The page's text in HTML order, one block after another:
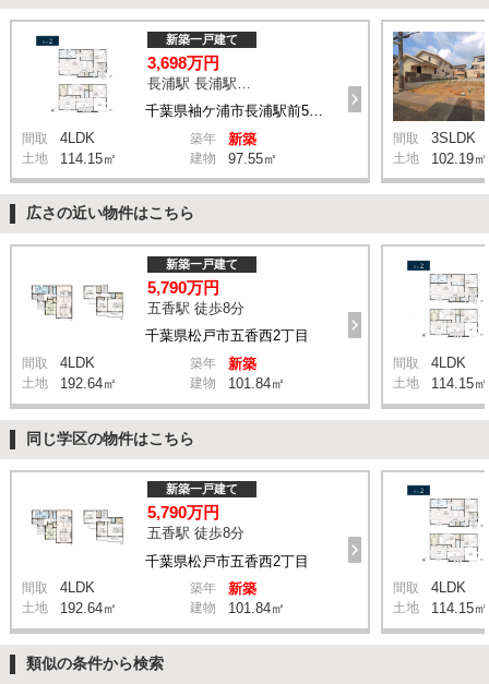
新築一戸建て
3,698万円
間取 4LDK 築年 新築
土地 114.15㎡ 建物 97.55㎡
間取 3SLDK
土地 102.19㎡
広さの近い物件はこちら
千葉県松戸市五香西2丁目
新築一戸建て
5,790万円
五香駅 徒歩8分
間取 4LDK 築年 新築
土地 192.64㎡ 建物 101.84㎡
間取 4LDK
土地 114.15㎡
同じ学区の物件はこちら
千葉県松戸市五香西2丁目
新築一戸建て
5,790万円
五香駅 徒歩8分
間取 4LDK 築年 新築
土地 192.64㎡ 建物 101.84㎡
間取 4LDK
土地 114.15㎡
類似の条件から検索